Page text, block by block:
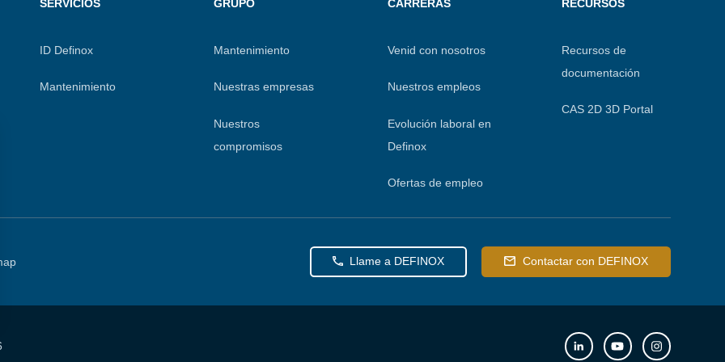
SERVICIOS
ID Definox
Mantenimiento
GRUPO
Mantenimiento
Nuestras empresas
Nuestros
compromisos
CARRERAS
Venid con nosotros
Nuestros empleos
Evolución laboral en
Definox
Ofertas de empleo
RECURSOS
Recursos de
documentación
CAS 2D 3D Portal
Llame a DEFINOX Contactar con DEFINOX